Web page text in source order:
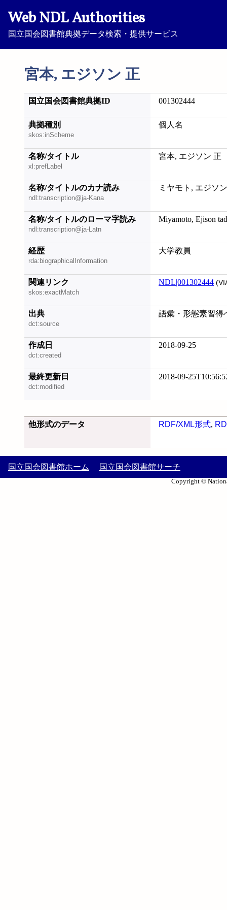
Web NDL Authorities
国立国会図書館典拠データ検索・提供サービス
宮本, エジソン 正
国立国会図書館典拠ID 001302444
典拠種別
skos:inScheme
個人名
名称/タイトル
xl:prefLabel
宮本, エジソン 正
名称/タイトルのカナ読み
ndl:transcription@ja-Kana
ミヤモト, エジソ
名称/タイトルのローマ字読み
ndl:transcription@ja-Latn
Miyamoto, Ejison
経歴
rda:biographicalInformation
大学教員
関連リンク
skos:exactMatch
NDL|001302444
出典
dct:source
語彙・形態素習得
作成日
dct:created
2018-09-25
最終更新日
dct:modified
2018-09-
他形式のデータ RDF/XML形式,
国立国会図書館ホーム 国立国会図書館サーチ
Copyright ©